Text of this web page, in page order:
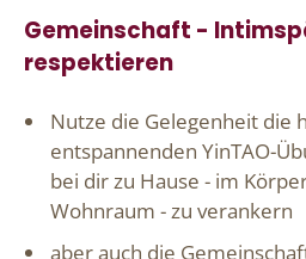
Gemeinschaft -
respektieren
Nutze die Gelegenheit die
entspannenden YinTAO-
bei dir zu Hause - im
Wohnraum - zu verankern
aber auch die